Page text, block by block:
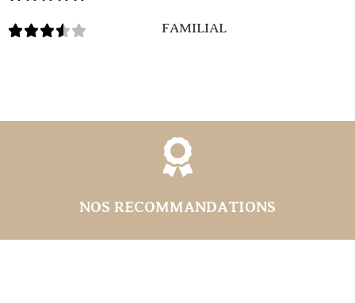
FAMILIAL
NOS RECOMMANDATIONS